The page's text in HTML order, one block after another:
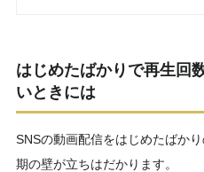
はじめたばかりで再生回
いときには
SNSの動画配信をはじめたばか
期の壁が立ちはだかります。